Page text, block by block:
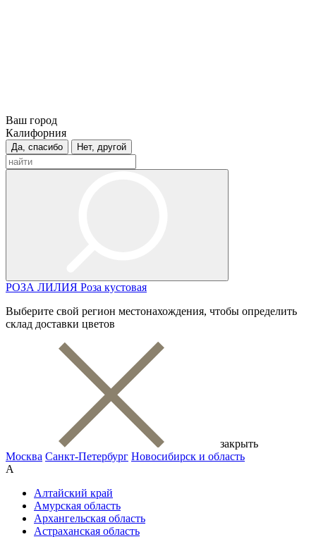
Ваш город
Калифорния
Да, спасибо Нет, другой
РОЗА ЛИЛИЯ Роза кустовая
Выберите свой регион местонахождения, чтобы определить
склад доставки цветов
закрыть
Москва Санкт-Петербург Новосибирск и область
А
Алтайский край
Амурская область
Архангельская область
Астраханская область